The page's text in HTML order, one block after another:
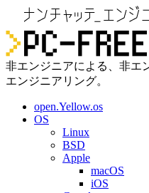
非エンジニアによる、非エ
エンジニアリング。
open.Yellow.os
OS
Linux
BSD
Apple
macOS
iOS